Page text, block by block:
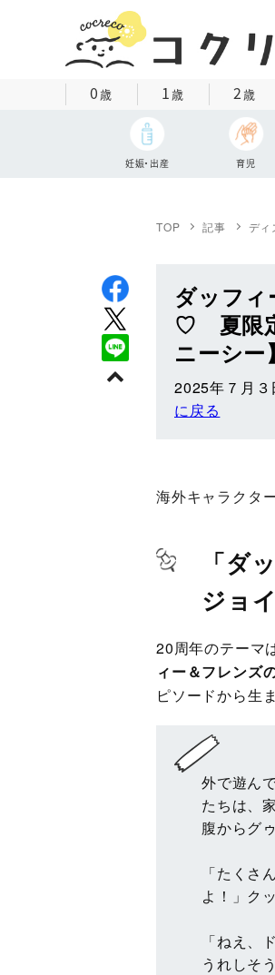
0歳 1歳 2歳
妊娠・出産 育児
TOP 記事 ディ
ダッフ
♡ 夏限
ニーシー】
2025年７月３
に戻る
海外キャラクタ
「ダ
ジョ
20周年のテーマ
ィー＆フレンズ
ピソードから生
外で遊ん
たちは、
腹からグ
「たくさ
よ！」ク
「ねえ、
うれしそ